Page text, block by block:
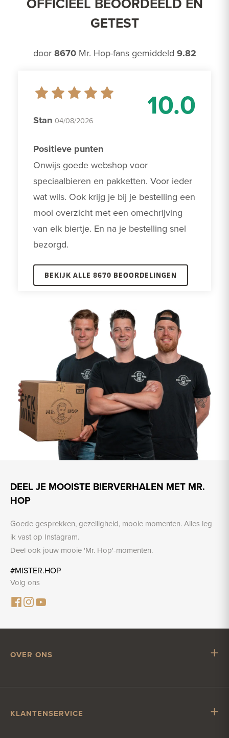
GETEST
door 8670Mr. Hop-fans gemiddeld 9.82
10.0
Stan 04/08/2026
Positieve punten
Onwijs goede webshop voor
speciaalbieren en pakketten. Voor ieder
wat wils. Ook krijg je bij je bestelling een
mooi overzicht met een omechrijving
van elk biertje. En na je bestelling snel
bezorgd.
BEKIJK ALLE 8670 BEOORDELINGEN
DEEL JE MOOISTE BIERVERHALEN MET MR.
HOP
Goede gesprekken, gezelligheid, mooie momenten. Alles leg
ik vast op Instagram.
Deel ook jouw mooie 'Mr. Hop'-momenten.
#MISTER.HOP
Volg ons
OVER ONS
Vacatures
KLANTENSERVICE